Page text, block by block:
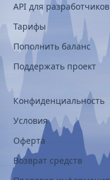
API для разработчиков
Тарифы
Пополнить баланс
Поддержать проект
Конфиденциальность
Условия
Оферта
Возврат средств